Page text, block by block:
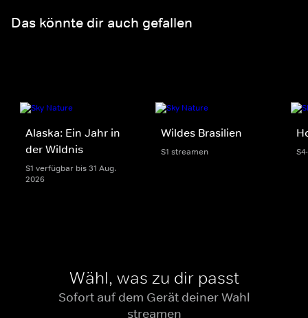
Das könnte dir auch gefallen
Alaska: Ein Jahr in
der Wildnis
S1 verfügbar bis 31 Aug.
2026
Wildes Brasilien
S1 streamen
Wähl, was zu dir passt
Sofort auf dem Gerät deiner Wahl
streamen